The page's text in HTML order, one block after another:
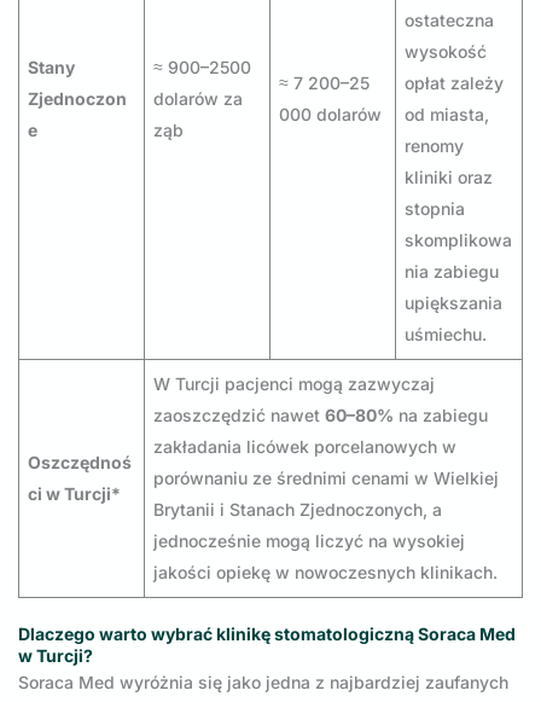
Stany
Zjednoczon
e
≈ 900–2500
dolarów za
ząb
≈ 7 200–25
000 dolarów
ostateczna
wysokość
opłat zależy
od miasta,
renomy
kliniki oraz
stopnia
skomplikowa
nia zabiegu
upiększania
uśmiechu.
Oszczędnoś
ci w Turcji*
W Turcji pacjenci mogą zazwyczaj
zaoszczędzić nawet 60–80% na zabiegu
zakładania licówek porcelanowych w
porównaniu ze średnimi cenami w Wielkiej
Brytanii i Stanach Zjednoczonych, a
jednocześnie mogą liczyć na wysokiej
jakości opiekę w nowoczesnych klinikach.
Dlaczego warto wybrać klinikę stomatologiczną Soraca Med
w Turcji?
Soraca Med wyróżnia się jako jedna z najbardziej zaufanych